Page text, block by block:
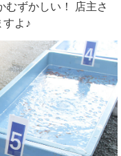
ずかしい！ 店主さ
すよ♪